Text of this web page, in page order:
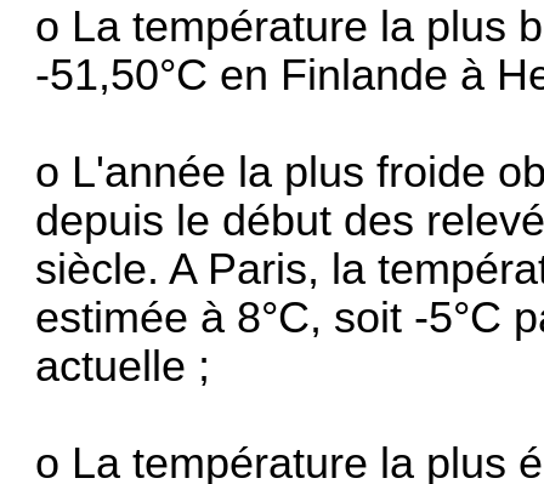
o La température la plus
-51,50°C en Finlande à
o L'année la plus froide
depuis le début des
siècle. A Paris, la
estimée à 8°C, soit -5°C
actuelle ;
o La température la plus